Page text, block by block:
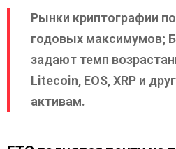
Рынки криптографии
годовых максимумов;
задают темп
Litecoin, EOS, XRP и
активам.